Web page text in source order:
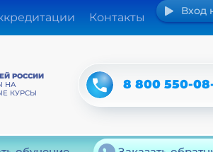
Контакты
Вход
РОССИИ
НА
КУРСЫ
8 800 550-